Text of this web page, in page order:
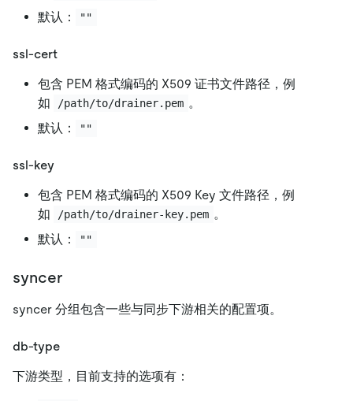
默认：
""
ssl-cert
包含 PEM 格式编码的 X509 证书文件路径，例
如
/path/to/drainer.pem 。
默认：
""
ssl-key
包含 PEM 格式编码的 X509 Key 文件路径，例
如
/path/to/drainer-key.pem 。
默认：
""
syncer
syncer 分组包含一些与同步下游相关的配置项。
db-type
下游类型，目前支持的选项有：